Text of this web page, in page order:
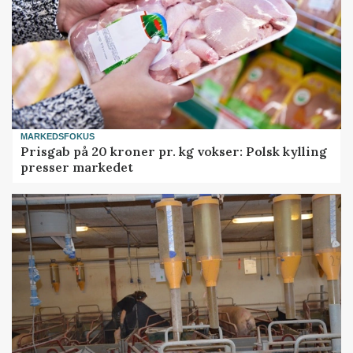
MARKEDSFOKUS
Prisgab på 20 kroner pr. kg vokser: Polsk kylling
presser markedet